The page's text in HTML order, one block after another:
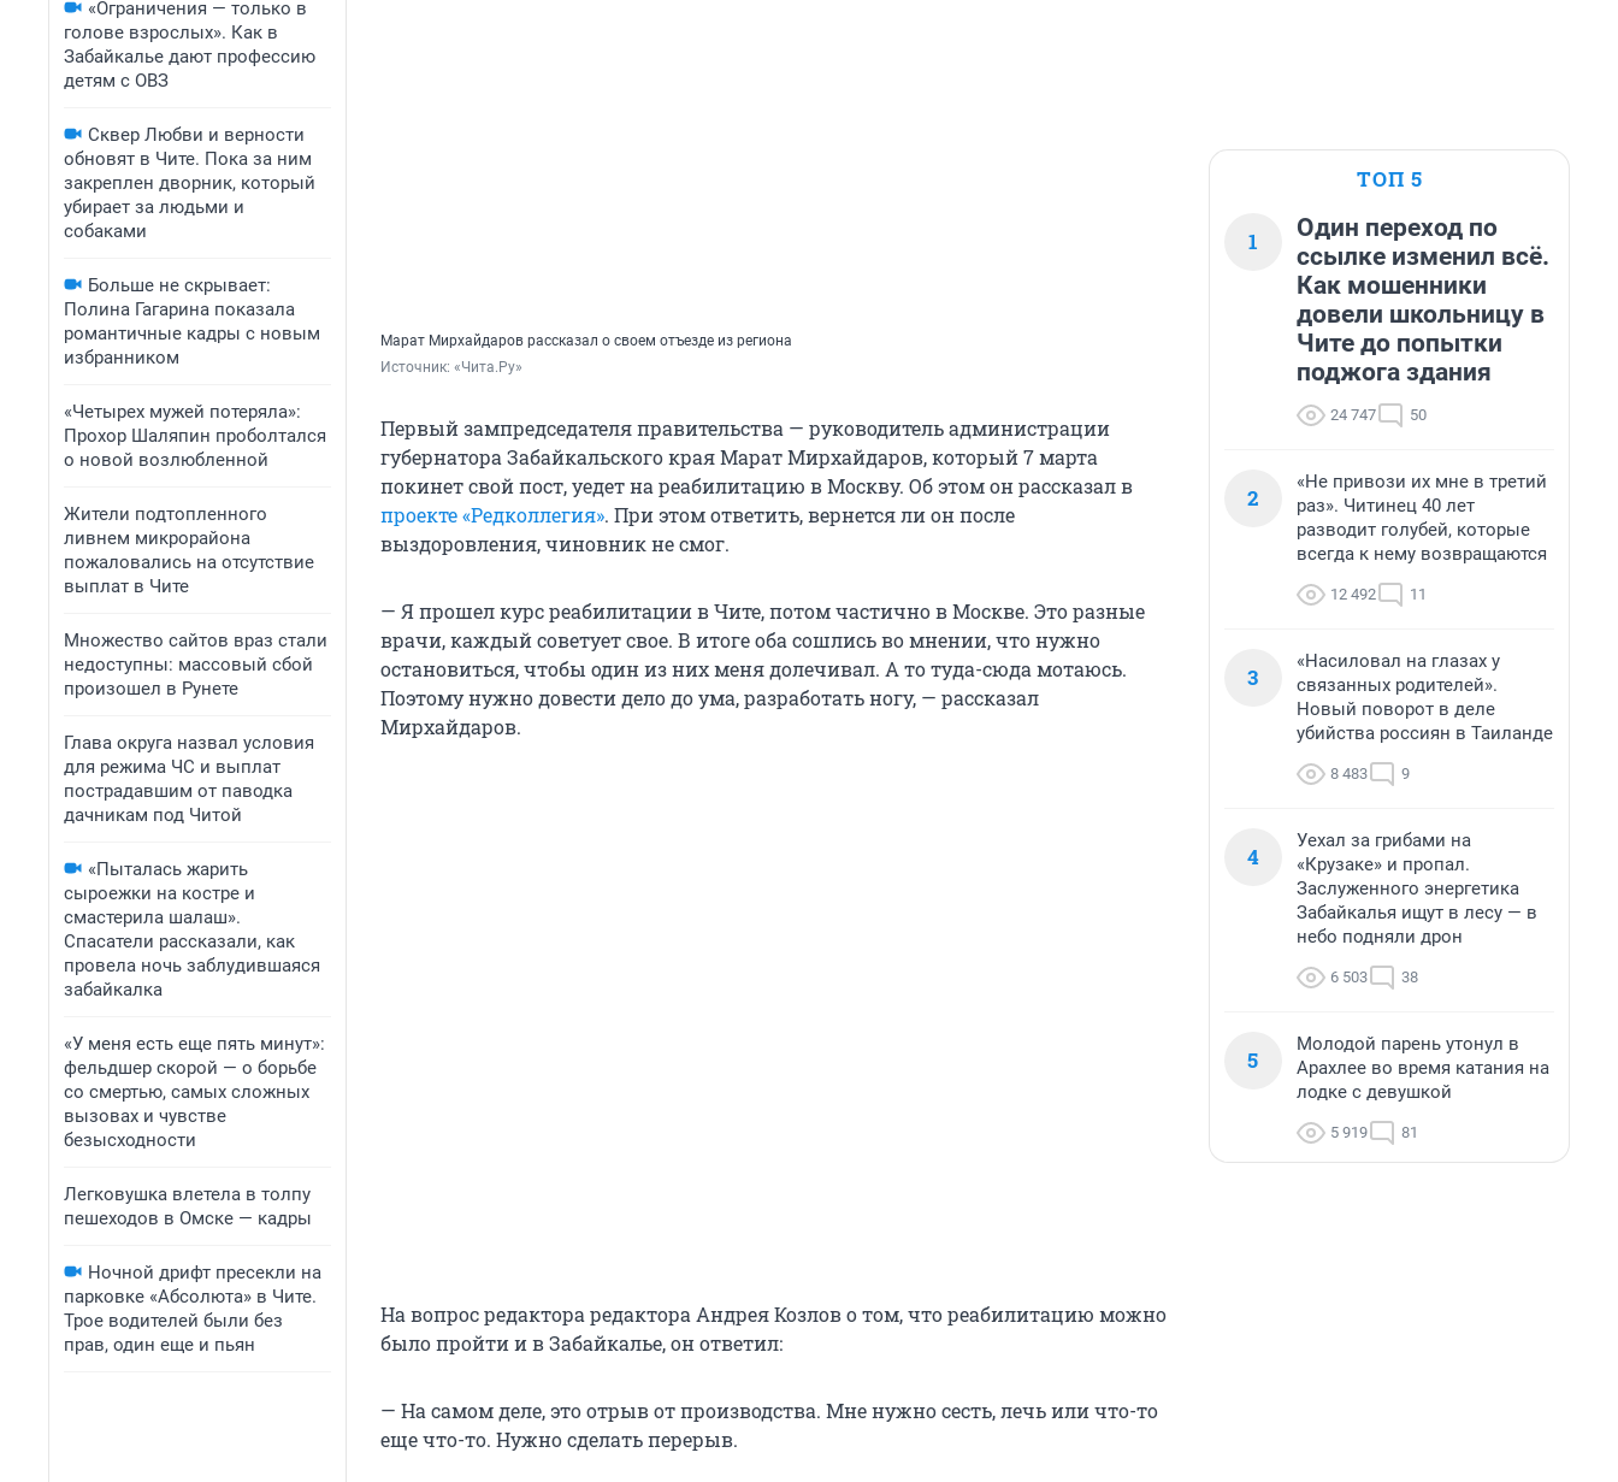
«Ограничения — только в
голове взрослых». Как в
Забайкалье дают профессию
детям с ОВЗ
Сквер Любви и верности
обновят в Чите. Пока за ним
закреплен дворник, который
убирает за людьми и
собаками
Больше не скрывает:
Полина Гагарина показала
романтичные кадры с новым
избранником
«Четырех мужей потеряла»:
Прохор Шаляпин проболтался
о новой возлюбленной
Жители подтопленного
ливнем микрорайона
пожаловались на отсутствие
выплат в Чите
Множество сайтов враз стали
недоступны: массовый сбой
произошел в Рунете
Глава округа назвал условия
для режима ЧС и выплат
пострадавшим от паводка
дачникам под Читой
«Пыталась жарить
сыроежки на костре и
смастерила шалаш».
Спасатели рассказали, как
провела ночь заблудившаяся
забайкалка
«У меня есть еще пять минут»:
фельдшер скорой — о борьбе
со смертью, самых сложных
вызовах и чувстве
безысходности
Легковушка влетела в толпу
пешеходов в Омске — кадры
Ночной дрифт пресекли на
парковке «Абсолюта» в Чите.
Трое водителей были без
прав, один еще и пьян
Марат Мирхайдаров рассказал о своем отъезде из региона
Источник: «Чита.Ру»
Первый зампредседателя правительства — руководитель администрации
губернатора Забайкальского края Марат Мирхайдаров, который 7 марта
покинет свой пост, уедет на реабилитацию в Москву. Об этом он рассказал в
проекте «Редколлегия». При этом ответить, вернется ли он после
выздоровления, чиновник не смог.
— Я прошел курс реабилитации в Чите, потом частично в Москве. Это разные
врачи, каждый советует свое. В итоге оба сошлись во мнении, что нужно
остановиться, чтобы один из них меня долечивал. А то туда-сюда мотаюсь.
Поэтому нужно довести дело до ума, разработать ногу, — рассказал
Мирхайдаров.
На вопрос редактора редактора Андрея Козлов о том, что реабилитацию можно
было пройти и в Забайкалье, он ответил:
— На самом деле, это отрыв от производства. Мне нужно сесть, лечь или что-то
еще что-то. Нужно сделать перерыв.
ТОП 5
1
Один переход по
ссылке изменил всё.
Как мошенники
довели школьницу в
Чите до попытки
поджога здания
24 747 50
2
«Не привози их мне в третий
раз». Читинец 40 лет
разводит голубей, которые
всегда к нему возвращаются
12 492 11
3
«Насиловал на глазах у
связанных родителей».
Новый поворот в деле
убийства россиян в Таиланде
8 483 9
4
Уехал за грибами на
«Крузаке» и пропал.
Заслуженного энергетика
Забайкалья ищут в лесу — в
небо подняли дрон
6 503 38
5
Молодой парень утонул в
Арахлее во время катания на
лодке с девушкой
5 919 81